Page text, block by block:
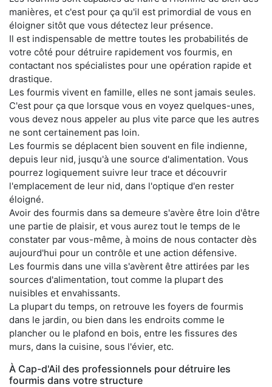
manières, et c'est pour ça qu'il est primordial de vous en
éloigner sitôt que vous détectez leur présence.
Il est indispensable de mettre toutes les probabilités de
votre côté pour détruire rapidement vos fourmis, en
contactant nos spécialistes pour une opération rapide et
drastique.
Les fourmis vivent en famille, elles ne sont jamais seules.
C'est pour ça que lorsque vous en voyez quelques-unes,
vous devez nous appeler au plus vite parce que les autres
ne sont certainement pas loin.
Les fourmis se déplacent bien souvent en file indienne,
depuis leur nid, jusqu'à une source d'alimentation. Vous
pourrez logiquement suivre leur trace et découvrir
l'emplacement de leur nid, dans l'optique d'en rester
éloigné.
Avoir des fourmis dans sa demeure s'avère être loin d'être
une partie de plaisir, et vous aurez tout le temps de le
constater par vous-même, à moins de nous contacter dès
aujourd'hui pour un contrôle et une action défensive.
Les fourmis dans une villa s'avèrent être attirées par les
sources d'alimentation, tout comme la plupart des
nuisibles et envahissants.
La plupart du temps, on retrouve les foyers de fourmis
dans le jardin, ou bien dans les endroits comme le
plancher ou le plafond en bois, entre les fissures des
murs, dans la cuisine, sous l'évier, etc.
À Cap-d'Ail des professionnels pour détruire les
fourmis dans votre structure